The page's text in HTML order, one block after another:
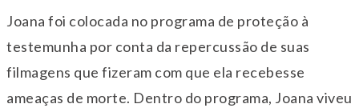
Joana foi colocada no programa de proteção à
testemunha por conta da repercussão de suas
filmagens que fizeram com que ela recebesse
ameaças de morte. Dentro do programa, Joana viveu